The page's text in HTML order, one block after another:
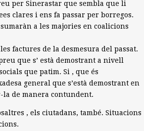
per Sinerastar que sembla que li
clares i ens fa passar per borregos.
a les majories en coalicions
factures de la desmesura del passat.
que s’ està demostrant a nivell
que patim. Si , que és
general que s’està demostrant en
la de manera contundent.
, els ciutadans, també. Situacions